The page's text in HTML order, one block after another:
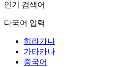
인기 검색어
다국어 입력
히라가나
가타카나
중국어